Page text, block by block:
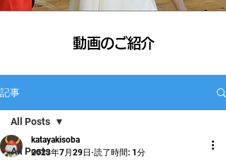
​動画のご紹介
記事
All Posts
All Posts
katayakisoba
2023年7月29日 読了時間: 1分